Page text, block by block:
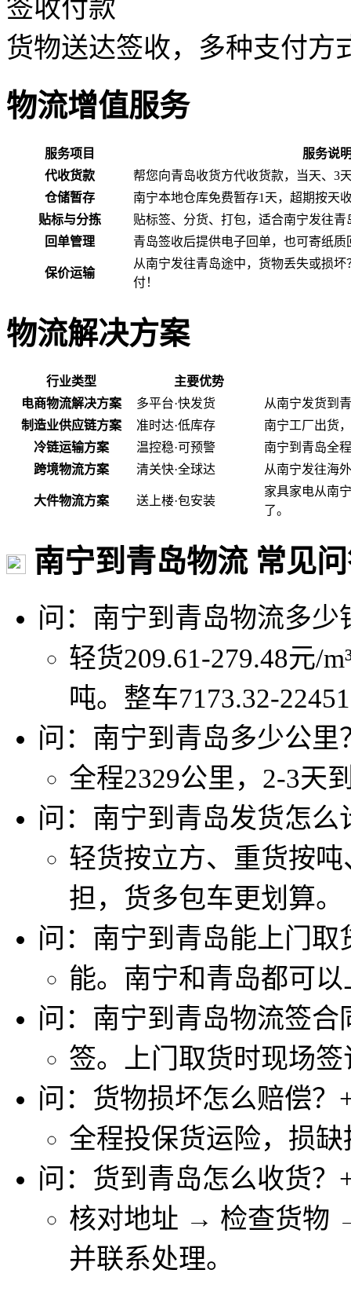
签收付款
货物送达签收，多种支付方
物流增值服务
服务项目
服务说
代收货款
帮您向青岛收货方代收货款，当天、3
仓储暂存
南宁本地仓库免费暂存1天，超期按天
贴标与分拣
贴标签、分货、打包，适合南宁发往
回单管理
青岛签收后提供电子回单，也可寄纸质
保价运输
从南宁发往青岛途中，货物丢失或损
付！
物流解决方案
行业类型
主要优势
电商物流解决方案
多平台·快发货
从南宁发货到
制造业供应链方案
准时达·低库存
南宁工厂出货
冷链运输方案
温控稳·可预警
南宁到青岛全
跨境物流方案
清关快·全球达 从南宁发往海
大件物流方案 送上楼·包安装
家具家电从南
了。
南宁到青岛物流 常见
问：南宁到青岛物流多少
轻货209.61-279.48元/
吨。整车7173.32-
问：南宁到青岛多少公里
全程2329公里，2-3天
问：南宁到青岛发货怎么
轻货按立方、重货按
担，货多包车更划算。
问：南宁到青岛能上门取
能。南宁和青岛都可
问：南宁到青岛物流签合
签。上门取货时现场
问：货物损坏怎么赔偿？
全程投保货运险，损
问：货到青岛怎么收货？
核对地址 → 检查货物
并联系处理。